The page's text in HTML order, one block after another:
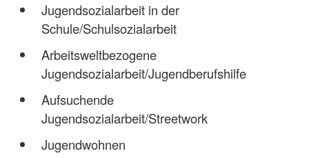
Jugendsozialarbeit in der
Schule/Schulsozialarbeit
Arbeitsweltbezogene
Jugendsozialarbeit/Jugendberufshilfe
Aufsuchende
Jugendsozialarbeit/Streetwork
Jugendwohnen